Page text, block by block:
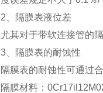
2 、隔膜表液位差
尤其对于带软连接管的
3、隔膜表的耐蚀性
隔膜表的耐蚀性可通过
隔膜材料：